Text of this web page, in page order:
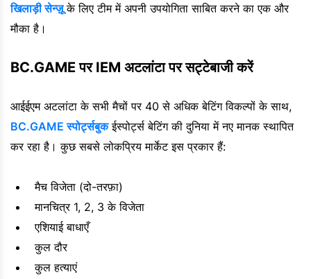
खिलाड़ी सेन्ज़ूके लिए टीम में अपनी उपयोगिता साबित करने का एक और
मौका है।
BC.GAME पर IEM अटलांटा पर सट्टेबाजी करें
आईईएम अटलांटा के सभी मैचों पर 40 से अधिक बेटिंग विकल्पों के साथ,
BC.GAME स्पोर्ट्सबुकईस्पोर्ट्स बेटिंग की दुनिया में नए मानक स्थापित
कर रहा है। कुछ सबसे लोकप्रिय मार्केट इस प्रकार हैं:
मैच विजेता (दो-तरफ़ा)
मानचित्र 1, 2, 3 के विजेता
एशियाई बाधाएँ
कुल दौर
कुल हत्याएं